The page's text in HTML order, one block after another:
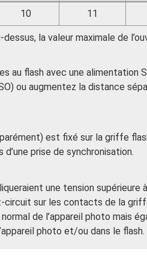
10 11
la valeur maximale de
au flash avec une alimentation
ou augmentez la distance
est fixé sur la griffe
prise de synchronisation.
une tension supérieure
circuit sur les contacts de la
de l’appareil photo mais
photo et/ou dans le flash.